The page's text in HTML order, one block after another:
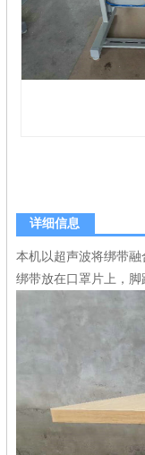
详细信息
本机以超声波将绑带
绑带放在口罩片上，